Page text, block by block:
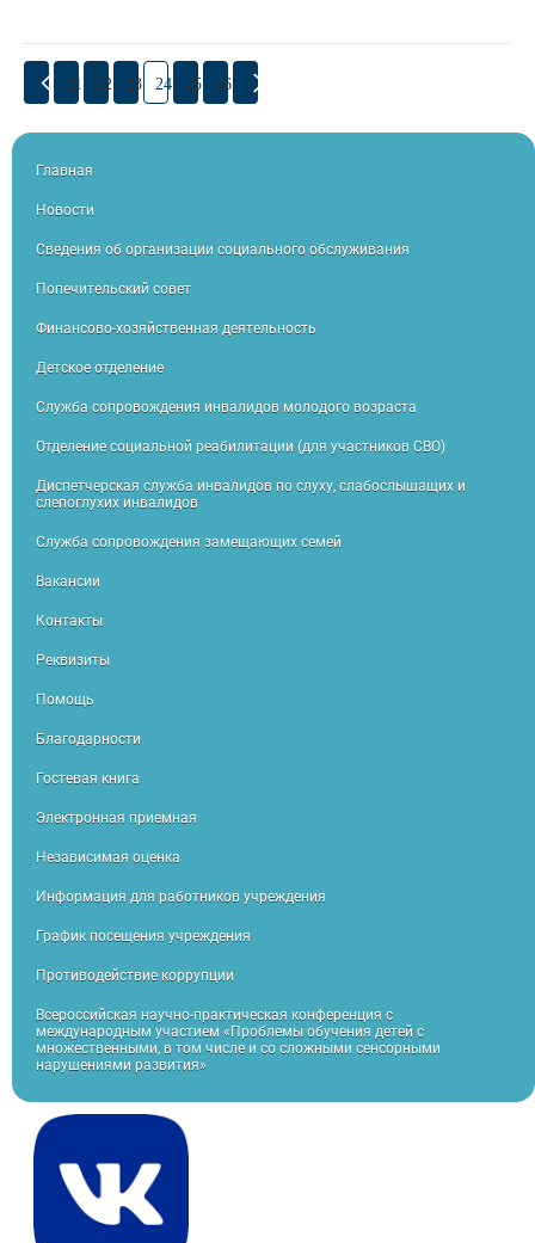
21 22 23 24 25 26
Главная
Новости
Сведения об организации социального обслуживания
Попечительский совет
Финансово-хозяйственная деятельность
Детское отделение
Служба сопровождения инвалидов молодого возраста
Отделение социальной реабилитации (для участников СВО)
Диспетчерская служба инвалидов по слуху, слабослышащих и
слепоглухих инвалидов
Служба сопровождения замещающих семей
Вакансии
Контакты
Реквизиты
Помощь
Благодарности
Гостевая книга
Электронная приемная
Независимая оценка
Информация для работников учреждения
График посещения учреждения
Противодействие коррупции
Всероссийская научно-практическая конференция с
международным участием «Проблемы обучения детей с
множественными, в том числе и со сложными сенсорными
нарушениями развития»